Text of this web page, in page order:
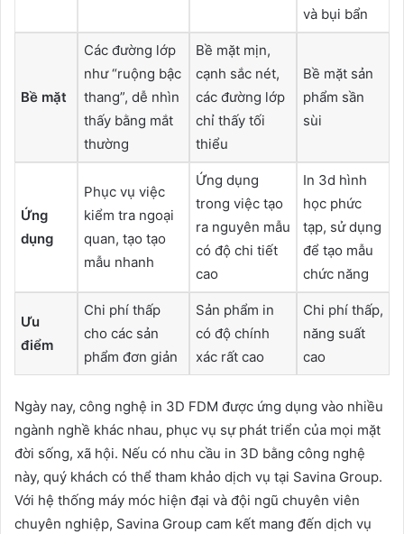
và bụi bẩn
Bề mặt
Các đường lớp
như “ruộng bậc
thang”, dễ nhìn
thấy bằng mắt
thường
Bề mặt mịn,
cạnh sắc nét,
các đường lớp
chỉ thấy tối
thiểu
Bề mặt sản
phẩm sần
sùi
Ứng
dụng
Phục vụ việc
kiểm tra ngoại
quan, tạo tạo
mẫu nhanh
Ứng dụng
trong việc tạo
ra nguyên mẫu
có độ chi tiết
cao
In 3d hình
học phức
tạp, sử dụng
để tạo mẫu
chức năng
Ưu
điểm
Chi phí thấp
cho các sản
phẩm đơn giản
Sản phẩm in
có độ chính
xác rất cao
Chi phí thấp,
năng suất
cao
Ngày nay, công nghệ in 3D FDM được ứng dụng vào nhiều
ngành nghề khác nhau, phục vụ sự phát triển của mọi mặt
đời sống, xã hội. Nếu có nhu cầu in 3D bằng công nghệ
này, quý khách có thể tham khảo dịch vụ tại Savina Group.
Với hệ thống máy móc hiện đại và đội ngũ chuyên viên
chuyên nghiệp, Savina Group cam kết mang đến dịch vụ